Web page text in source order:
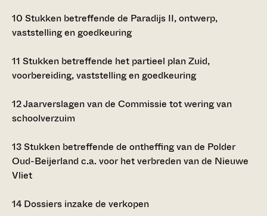
10 Stukken betreffende de Paradijs II, ontwerp,
vaststelling en goedkeuring
11 Stukken betreffende het partieel plan Zuid,
voorbereiding, vaststelling en goedkeuring
12Jaarverslagen van de Commissie tot wering van
schoolverzuim
13Stukken betreffende de ontheffing van de Polder
Oud-Beijerland c.a. voor het verbreden van de Nieuwe
Vliet
14 Dossiers inzake de verkopen